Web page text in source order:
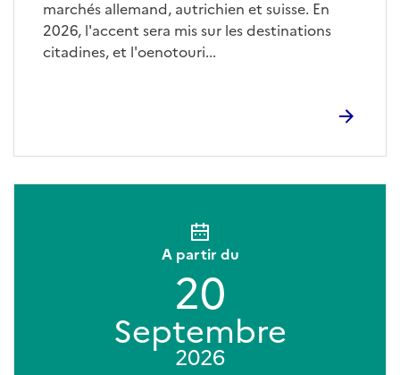
marchés allemand, autrichien et suisse. En
2026, l'accent sera mis sur les destinations
citadines, et l'oenotouri...
A partir du
20
Septembre
2026